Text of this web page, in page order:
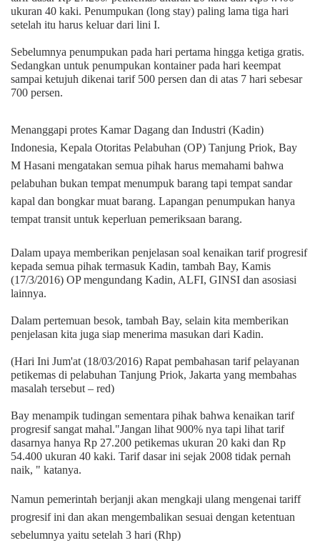
ukuran 40 kaki. Penumpukan (long stay) paling lama tiga hari
setelah itu harus keluar dari lini I.
Sebelumnya penumpukan pada hari pertama hingga ketiga gratis.
Sedangkan untuk penumpukan kontainer pada hari keempat
sampai ketujuh dikenai tarif 500 persen dan di atas 7 hari sebesar
700 persen.
Menanggapi protes Kamar Dagang dan Industri (Kadin)
Indonesia, Kepala Otoritas Pelabuhan (OP) Tanjung Priok, Bay
M Hasani mengatakan semua pihak harus memahami bahwa
pelabuhan bukan tempat menumpuk barang tapi tempat sandar
kapal dan bongkar muat barang. Lapangan penumpukan hanya
tempat transit untuk keperluan pemeriksaan barang.
Dalam upaya memberikan penjelasan soal kenaikan tarif progresif
kepada semua pihak termasuk Kadin, tambah Bay, Kamis
(17/3/2016) OP mengundang Kadin, ALFI, GINSI dan asosiasi
lainnya.
Dalam pertemuan besok, tambah Bay, selain kita memberikan
penjelasan kita juga siap menerima masukan dari Kadin.
(Hari Ini Jum'at (18/03/2016) Rapat pembahasan tarif pelayanan
petikemas di pelabuhan Tanjung Priok, Jakarta yang membahas
masalah tersebut – red)
Bay menampik tudingan sementara pihak bahwa kenaikan tarif
progresif sangat mahal."Jangan lihat 900% nya tapi lihat tarif
dasarnya hanya Rp 27.200 petikemas ukuran 20 kaki dan Rp
54.400 ukuran 40 kaki. Tarif dasar ini sejak 2008 tidak pernah
naik, " katanya.
Namun pemerintah berjanji akan mengkaji ulang mengenai tariff
progresif ini dan akan mengembalikan sesuai dengan ketentuan
sebelumnya yaitu setelah 3 hari (Rhp)